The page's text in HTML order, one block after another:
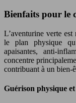
Bienfaits pour le
L’aventurine verte
le plan physique
apaisantes, anti-
concentre
contribuant à un bien-
Guérison physique